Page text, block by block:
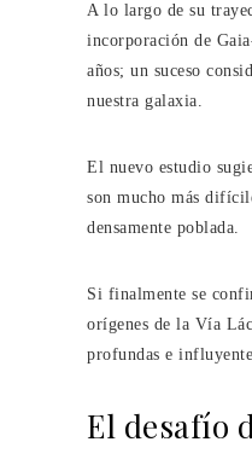
A lo largo de su
incorporación de
años; un suceso
nuestra galaxia.
El nuevo estudio
son mucho más
densamente poblada.
Si finalmente se
orígenes de la Vía
profundas e
El desafío